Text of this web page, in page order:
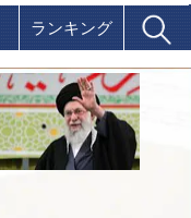
ランキング